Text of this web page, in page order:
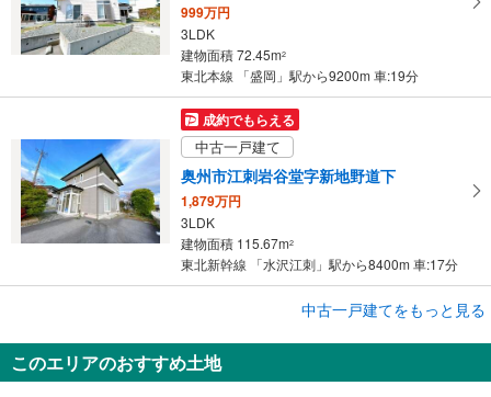
999万円
3LDK
建物面積 72.45m2
東北本線 「盛岡」駅から9200m 車:19分
成約でもらえる
中古一戸建て
奥州市江刺岩谷堂字新地野道下
1,879万円
3LDK
建物面積 115.67m2
東北新幹線 「水沢江刺」駅から8400m 車:17分
奥州市江刺岩谷堂字向山
中古一戸建てをもっと見る
このエリアのおすすめ土地